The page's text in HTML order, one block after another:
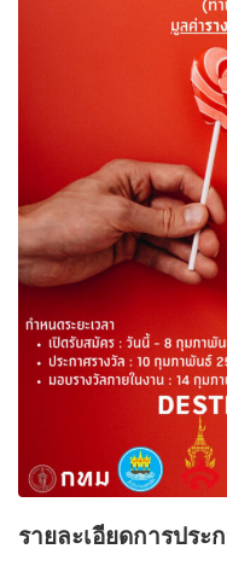
รายละเอียดการประ